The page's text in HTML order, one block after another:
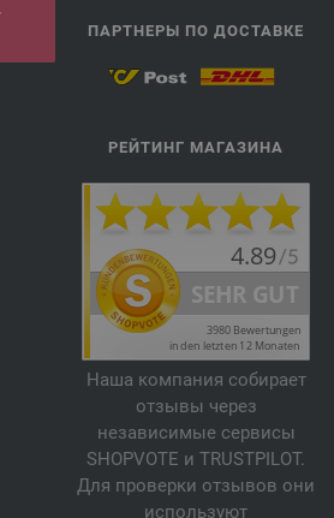
ПАРТНЕРЫ ПО ДОСТАВКЕ
РЕЙТИНГ МАГАЗИНА
Наша компания собирает
отзывы через
независимые сервисы
SHOPVOTE и TRUSTPILOT.
Для проверки отзывов они
используют